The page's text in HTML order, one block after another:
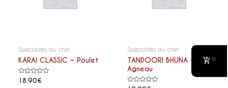
Spécialités du chef
KARAI CLASSIC – Poulet
Rated
018.90€
Spécialités du chef
TANDOORI BHUNA –
Agneau
0